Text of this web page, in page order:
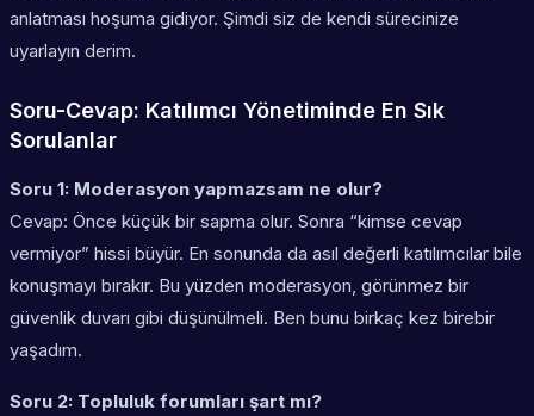
anlatması hoşuma gidiyor. Şimdi siz de kendi sürecinize
uyarlayın derim.
Soru-Cevap: Katılımcı Yönetiminde En Sık
Sorulanlar
Soru 1: Moderasyon yapmazsam ne olur?
Cevap: Önce küçük bir sapma olur. Sonra “kimse cevap
vermiyor” hissi büyür. En sonunda da asıl değerli katılımcılar bile
konuşmayı bırakır. Bu yüzden moderasyon, görünmez bir
güvenlik duvarı gibi düşünülmeli. Ben bunu birkaç kez birebir
yaşadım.
Soru 2: Topluluk forumları şart mı?